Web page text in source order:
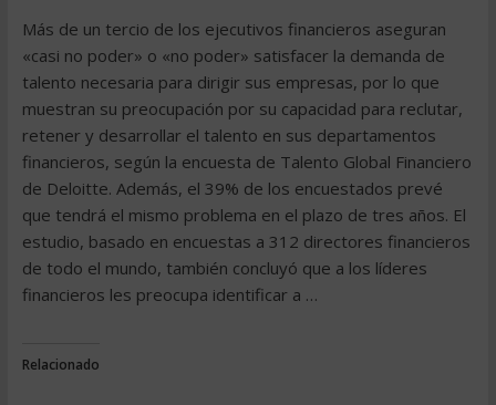
Más de un tercio de los ejecutivos financieros aseguran
«casi no poder» o «no poder» satisfacer la demanda de
talento necesaria para dirigir sus empresas, por lo que
muestran su preocupación por su capacidad para reclutar,
retener y desarrollar el talento en sus departamentos
financieros, según la encuesta de Talento Global Financiero
de Deloitte. Además, el 39% de los encuestados prevé
que tendrá el mismo problema en el plazo de tres años. El
estudio, basado en encuestas a 312 directores financieros
de todo el mundo, también concluyó que a los líderes
financieros les preocupa identificar a …
Relacionado